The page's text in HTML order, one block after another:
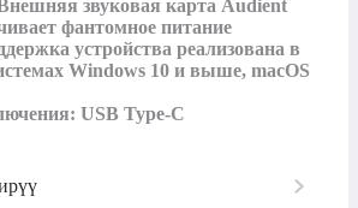
звуковая карта Audient
фантомное питание
устройства реализована в
Windows 10 и выше, macOS
USB Type-C